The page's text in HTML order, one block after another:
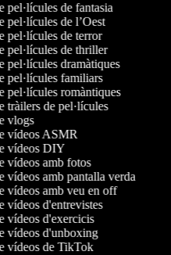
pel·lícules de fantasia
pel·lícules de l’Oest
pel·lícules de terror
pel·lícules de thriller
pel·lícules dramàtiques
pel·lícules familiars
pel·lícules romàntiques
tràilers de pel·lícules
vlogs
vídeos ASMR
vídeos DIY
vídeos amb fotos
vídeos amb pantalla verda
vídeos amb veu en off
vídeos d'entrevistes
vídeos d'exercicis
vídeos d'unboxing
vídeos de TikTok